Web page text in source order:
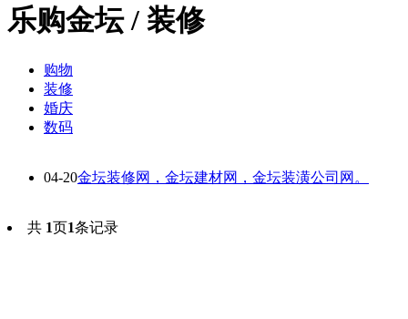
乐购金坛 / 装修
购物
装修
婚庆
数码
04-20金坛装修网，金坛建材网，金坛装潢公司网。
共 1页1条记录